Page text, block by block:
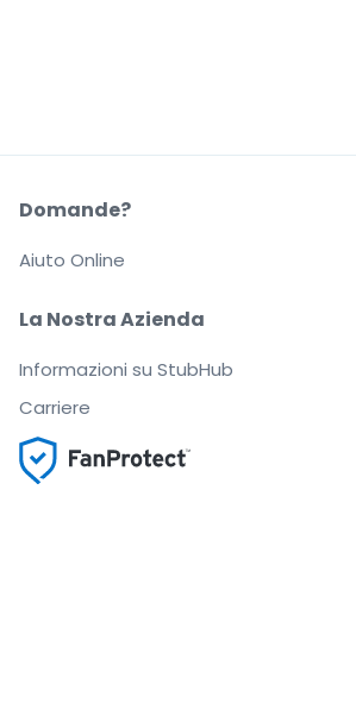
La Nostra Azienda
Informazioni su StubHub
Carriere
Domande?
Aiuto Online